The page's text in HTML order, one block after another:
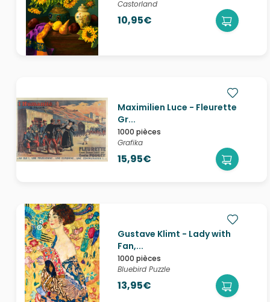
Castorland
10,95€
Maximilien Luce - Fleurette
Gr...
1000 pièces
Grafika
15,95€
Gustave Klimt - Lady with
Fan,...
1000 pièces
Bluebird Puzzle
13,95€